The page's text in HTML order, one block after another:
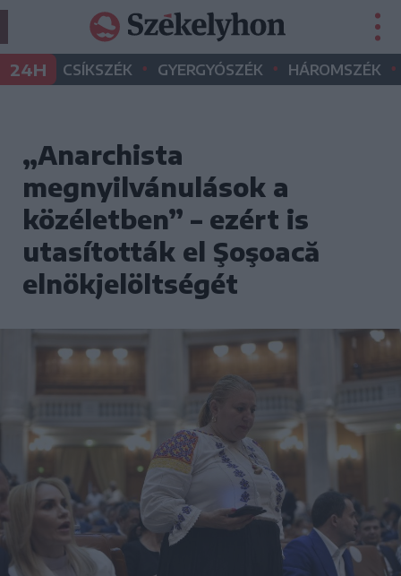
24H CSÍKSZÉK • GYERGYÓSZÉK • HÁROMSZÉK •
„Anarchista
megnyilvánulások a
közéletben” – ezért is
utasították el Şoşoacă
elnökjelöltségét